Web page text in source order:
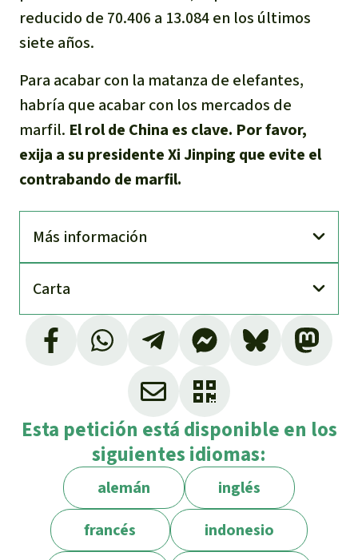
reducido de 70.406 a 13.084 en los últimos
siete años.
Para acabar con la matanza de elefantes,
habría que acabar con los mercados de
marfil. El rol de China es clave. Por favor,
exija a su presidente Xi Jinping que evite el
contrabando de marfil.
Más información
Carta
Esta petición está disponible en los
siguientes idiomas:
alemán
inglés
francés
indonesio